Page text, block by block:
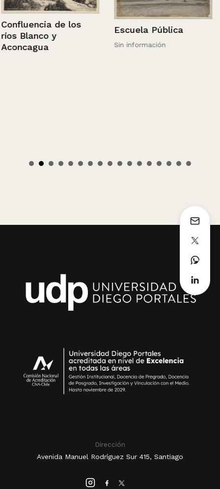
Confluencia de los
ríos Blanco y
Aconcagua
Escuela Pública
Sin información
Dirección
Avenida Manuel Rodríguez Sur 415, Santiago